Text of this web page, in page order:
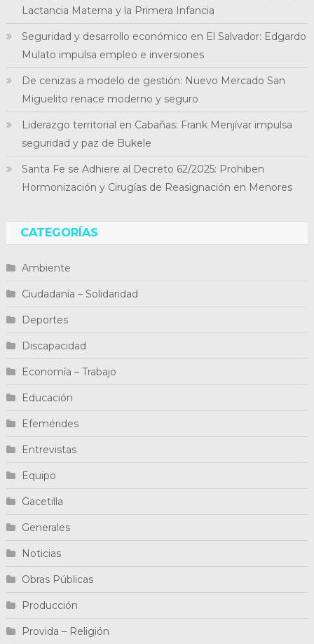
Lactancia Materna y la Primera Infancia
Seguridad y desarrollo económico en El Salvador: Edgardo
Mulato impulsa empleo e inversiones
De cenizas a modelo de gestión: Nuevo Mercado San
Miguelito renace moderno y seguro
Liderazgo territorial en Cabañas: Frank Menjívar impulsa
seguridad y paz de Bukele
Santa Fe se Adhiere al Decreto 62/2025: Prohiben
Hormonización y Cirugías de Reasignación en Menores
CATEGORÍAS
Ambiente
Ciudadanía – Solidaridad
Deportes
Discapacidad
Economía – Trabajo
Educación
Efemérides
Entrevistas
Equipo
Gacetilla
Generales
Noticias
Obras Públicas
Producción
Provida – Religión